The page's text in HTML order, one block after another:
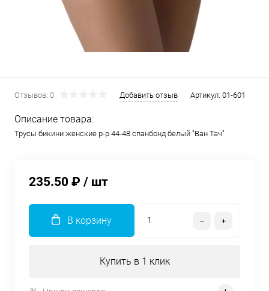
Отзывов: 0 Добавить отзыв Артикул: 01-601
Описание товара:
Трусы бикини женские р-р 44-48 спанбонд белый "Ван Тач"
235.50 ₽ / шт
В корзину
Купить в 1 клик